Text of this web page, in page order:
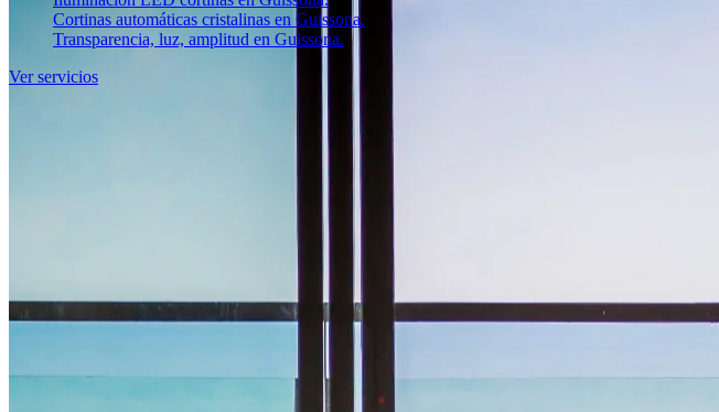
Cortinas automáticas cristalinas en Guissona.
Transparencia, luz, amplitud en Guissona.
Ver servicios